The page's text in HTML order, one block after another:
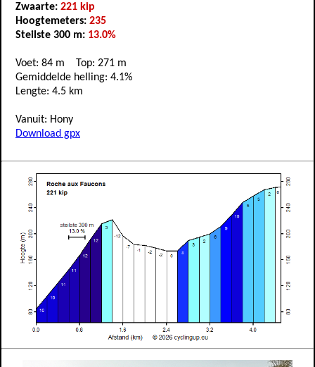
Zwaarte: 221 kip
Hoogtemeters: 235
Steilste 300 m: 13.0%
Voet: 84 m Top: 271 m
Gemiddelde helling: 4.1%
Lengte: 4.5 km
Vanuit: Hony
Download gpx